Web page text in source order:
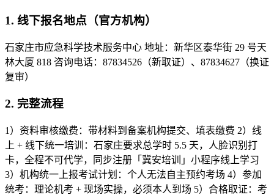
1. 线下报名地点（官方机构）
石家庄市应急科学技术服务中心 地址：新华区泰华街 29 号天
林大厦 818 咨询电话：87834526（新取证）、87834627（换证
复审）
2. 完整流程
1）资料审核缴费：带材料到备案机构提交、填表缴费 2）线
上 + 线下统一培训：石家庄要求总学时 5.5 天，人脸识别打
卡，全程不可代学，同步注册「冀安培训」小程序线上学习
3）机构统一上报考试计划：个人无法自主预约考场 4）参加
统考：理论机考 + 现场实操，必须本人到场 5）合格取证：考